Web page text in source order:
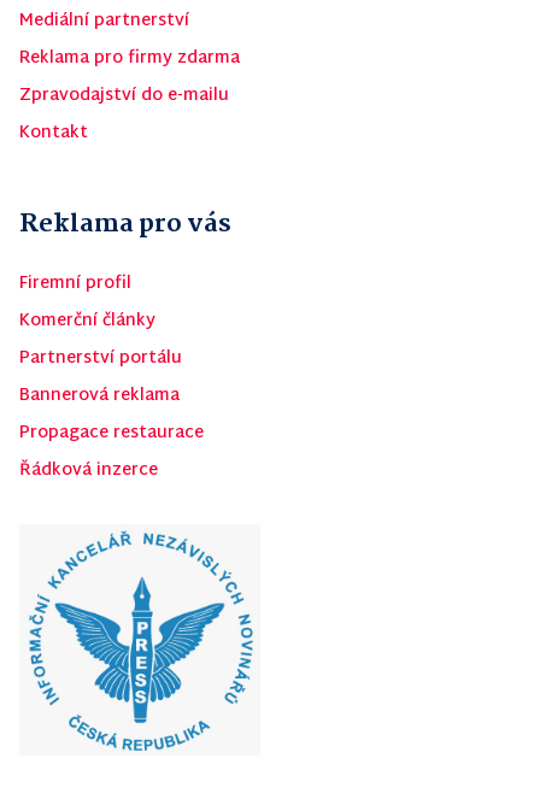
Mediální partnerství
Reklama pro firmy zdarma
Zpravodajství do e-mailu
Kontakt
Reklama pro vás
Firemní profil
Komerční články
Partnerství portálu
Bannerová reklama
Propagace restaurace
Řádková inzerce